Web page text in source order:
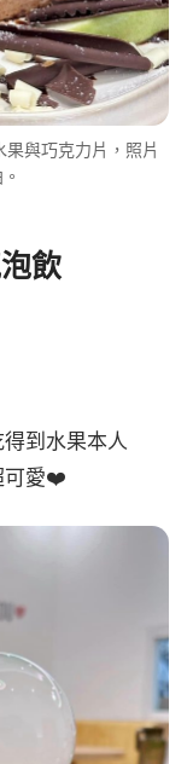
與巧克力片，照片
飲
到水果本人
可愛❤️